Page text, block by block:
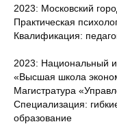
2023: Московский
Практическая
Квалификация:
2023: Национальный
«Высшая школа
Магистратура
Специализация:
образование